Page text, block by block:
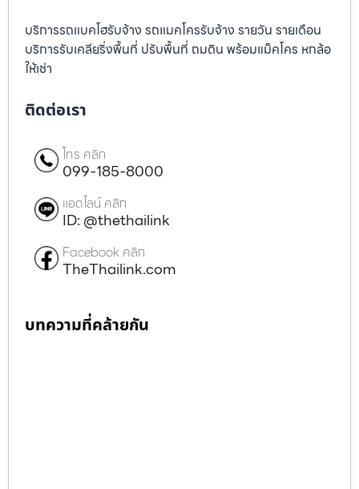
บริการรถแบคโฮรับจ้าง รถแมคโครรับจ้าง รายวัน รายเดือน
บริการรับเคลียริ่งพื้นที่ ปรับพื้นที่ ถมดิน พร้อมแม็คโคร หกล้อ
ให้เช่า
ติดต่อเรา
โทร คลิก
099-185-8000
แอดไลน์ คลิก
ID: @thethailink
Facebook คลิก
TheThailink.com
บทความที่คล้ายกัน